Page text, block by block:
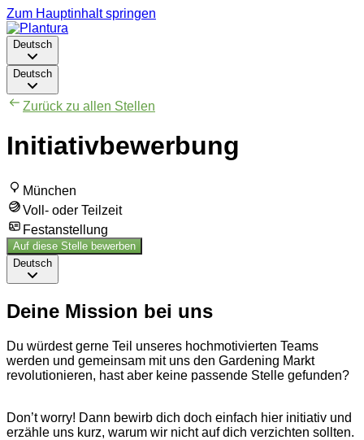
Zum Hauptinhalt springen
Deutsch
Deutsch
Zurück zu allen Stellen
Initiativbewerbung
München
Voll- oder Teilzeit
Festanstellung
Auf diese Stelle bewerben
Deutsch
Deine Mission bei uns
Du würdest gerne Teil unseres hochmotivierten Teams
werden und gemeinsam mit uns den Gardening Markt
revolutionieren, hast aber keine passende Stelle gefunden?
Don’t worry! Dann bewirb dich doch einfach hier initiativ und
erzähle uns kurz, warum wir nicht auf dich verzichten sollten.